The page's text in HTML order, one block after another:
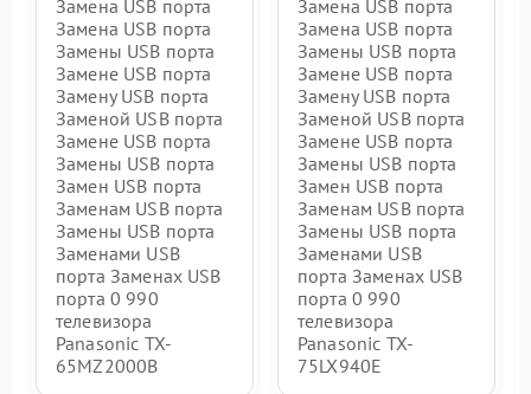
Замена USB порта
Замена USB порта
Замены USB порта
Замене USB порта
Замену USB порта
Заменой USB порта
Замене USB порта
Замены USB порта
Замен USB порта
Заменам USB порта
Замены USB порта
Заменами USB
порта Заменах USB
порта 0 990
телевизора
Panasonic TX-
65MZ2000B
Замена USB порта
Замена USB порта
Замены USB порта
Замене USB порта
Замену USB порта
Заменой USB порта
Замене USB порта
Замены USB порта
Замен USB порта
Заменам USB порта
Замены USB порта
Заменами USB
порта Заменах USB
порта 0 990
телевизора
Panasonic TX-
75LX940E